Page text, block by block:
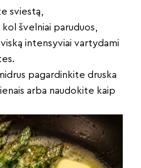
sviestą,
švelniai paruduos,
intensyviai vartydami
pagardinkite druska
arba naudokite kaip